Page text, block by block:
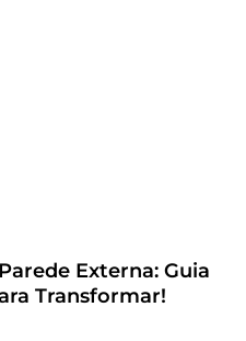
Externa: Guia
Transformar!